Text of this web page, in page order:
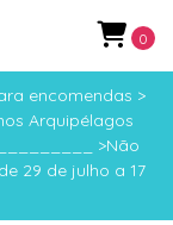
encomendas >
Arquipélagos
>Não
29 de julho a 17
0